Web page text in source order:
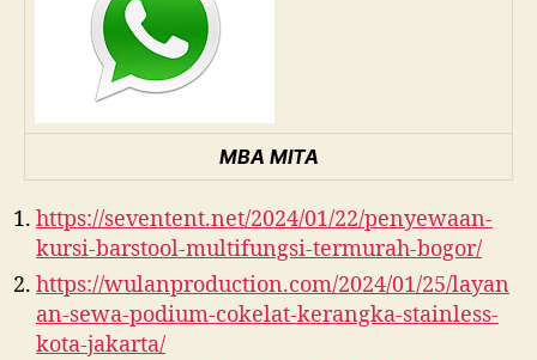
MBA MITA
https://seventent.net/2024/01/22/penyewaan-
kursi-barstool-multifungsi-termurah-bogor/
https://wulanproduction.com/2024/01/25/layan
an-sewa-podium-cokelat-kerangka-stainless-
kota-jakarta/